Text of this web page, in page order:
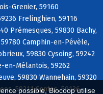
possible, Biocoop utilise
Grenier, 59160
Frelinghien, 59116
Prémesques, 59830 Bachy,
Camphin-en-Pévèle,
59830 Cysoing, 59242
en-Mélantois, 59262
59830 Wannehain, 59320
59211 Santes, 59136